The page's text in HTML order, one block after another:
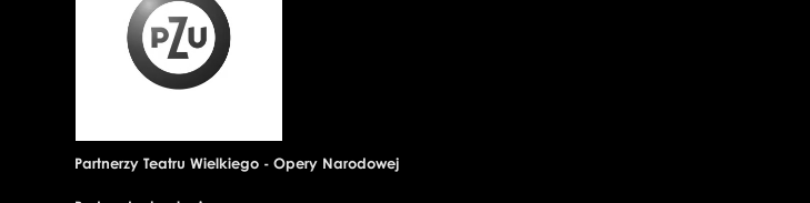
Partnerzy Teatru Wielkiego - Opery Narodowej